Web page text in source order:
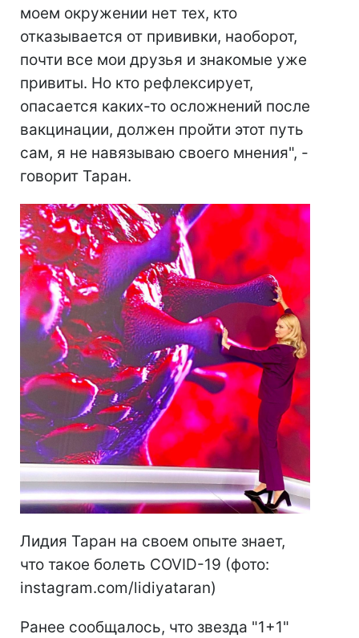
моем окружении нет тех, кто
отказывается от прививки, наоборот,
почти все мои друзья и знакомые уже
привиты. Но кто рефлексирует,
опасается каких-то осложнений после
вакцинации, должен пройти этот путь
сам, я не навязываю своего мнения", -
говорит Таран.
Лидия Таран на своем опыте знает,
что такое болеть COVID-19 (фото:
instagram.com/lidiyataran)
Ранее сообщалось, что звезда "1+1"